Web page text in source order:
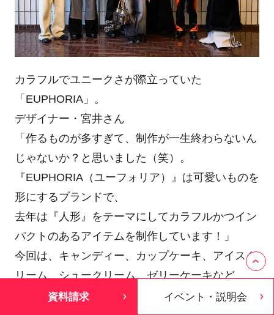
カラフルでユニークさが際立っていた
「EUPHORIA」。
デザイナー・宮井さん
「作るものが多すぎて、制作が一生終わらないん
じゃないか？と思いました（笑）。
『EUPHORIA（ユーフォリア）』は可愛いものを
形にするブランドで、
去年は『人形』をテーマにしてカラフルかつイン
パクトのあるアイテムを制作しています！」
今回は、キャンディー、カップケーキ、アイスク
リーム、シュークリーム、ゼリーケーキなど
「スイーツ」をモチーフに。
資料請求 イベント・説明会